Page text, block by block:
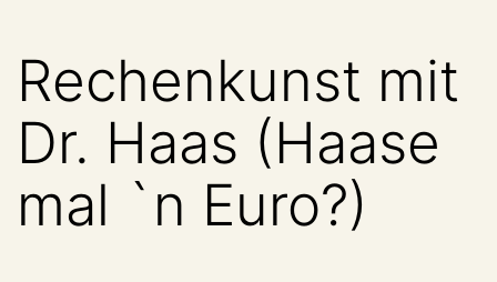
Rechenkunst mit
Dr. Haas (Haase
mal `n Euro?)